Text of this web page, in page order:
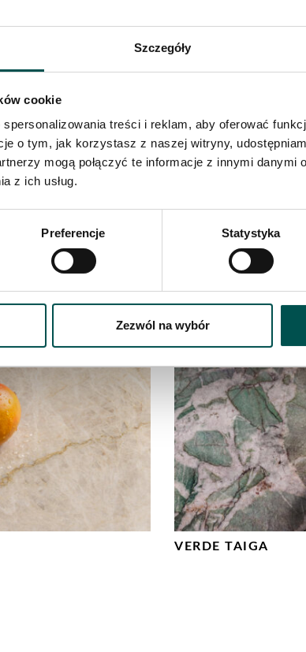
Szczegóły
cookie
treści i reklam, aby oferować
o tym, jak korzystasz z naszej witryny,
mogą połączyć te informacje z innymi danymi
z ich usług.
Preferencje Statystyka
Zezwól na wybór
VERDE TAIGA